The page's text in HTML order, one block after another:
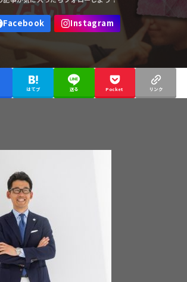
はてブ 送る Pocket リンク